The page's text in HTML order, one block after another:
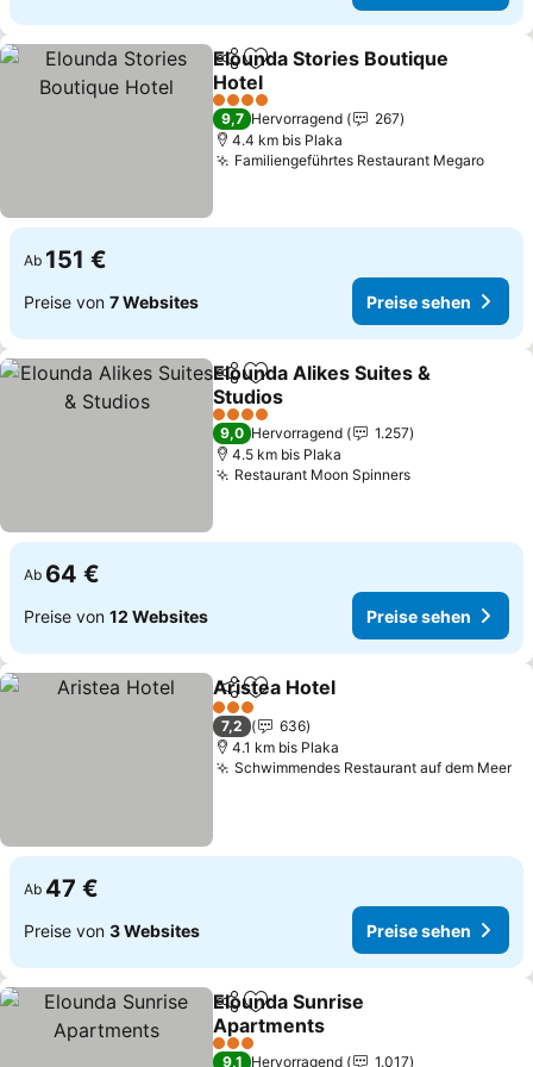
TeilenZu Favoriten hinzufügen
Elounda Stories Boutique
Hotel
Preise sehen
4 Sterne
9,7 Hervorragend
267
4.4 km bis Plaka
Familiengeführtes Restaurant Megaro
Ab 151 €
Preise von 7 Websites Preise sehen
TeilenZu Favoriten hinzufügen
Elounda Alikes Suites &
Studios
Preise sehen
4 Sterne
9,0 Hervorragend
1.257
4.5 km bis Plaka
Restaurant Moon SpinnersPreise sehen
Ab 64 €
Preise von 12 Websites Preise sehen
TeilenZu Favoriten hinzufügen
Aristea Hotel
3 Sterne
7,2
636
4.1 km bis Plaka
Schwimmendes Restaurant auf dem Meer
Ab 47 €
Preise von 3 Websites Preise sehen
TeilenZu Favoriten hinzufügen
Elounda Sunrise
Apartments
Preise sehen
3 Sterne
9,1 Hervorragend 1.017